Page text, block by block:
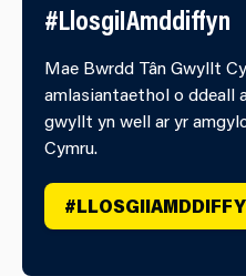
#LlosgiIAmddiffyn
Mae Bwrdd Tân Gwyllt
amlasiantaethol o ddeall
gwyllt yn well ar yr
Cymru.